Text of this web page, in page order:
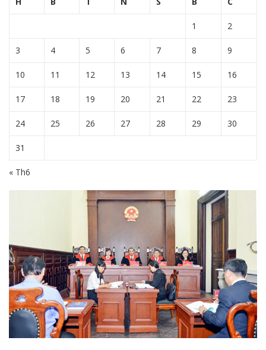
1 2
3 4 5 6 7 8 9
10 11 12 13 14 15 16
17 18 19 20 21 22 23
24 25 26 27 28 29 30
31
« Th6